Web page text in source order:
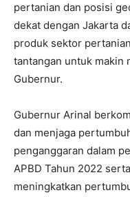
pertanian dan posisi
dekat dengan Jakarta
produk sektor
tantangan untuk makin
Gubernur.
Gubernur Arinal
dan menjaga
penganggaran dalam
APBD Tahun 2022
meningkatkan